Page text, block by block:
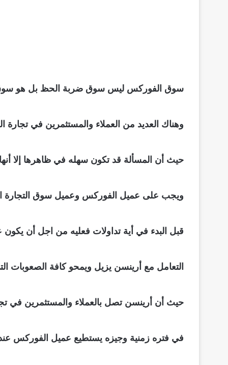
سوق الفوركس ليس سوق ضربة الحظ بل هو سوق
وهناك العديد من العملاء والمستثمرين في تجارة
حيث أن المسألة قد تكون سهله في ظاهرها إلا
ويجب على عميل الفوركس وعميل سوق التجارة
قبل البدء في أية تداولات فعليه من اجل أن
التعامل مع أرينسن يزيل ويمحو كافة
حيث أن أرينسن تصل بالعملاء والمستثمرين في
في فتره زمنية وجيزه يستطيع عميل الفوركس عند